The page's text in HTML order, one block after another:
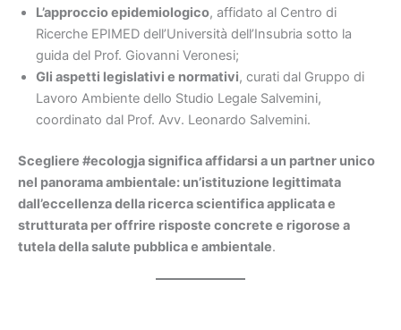
L’approccio epidemiologico, affidato al Centro di
Ricerche EPIMED dell’Università dell’Insubria sotto la
guida del Prof. Giovanni Veronesi;
Gli aspetti legislativi e normativi, curati dal Gruppo di
Lavoro Ambiente dello Studio Legale Salvemini,
coordinato dal Prof. Avv. Leonardo Salvemini.
Scegliere #ecologja significa affidarsi a un partner unico
nel panorama ambientale: un’istituzione legittimata
dall’eccellenza della ricerca scientifica applicata e
strutturata per offrire risposte concrete e rigorose a
tutela della salute pubblica e ambientale.